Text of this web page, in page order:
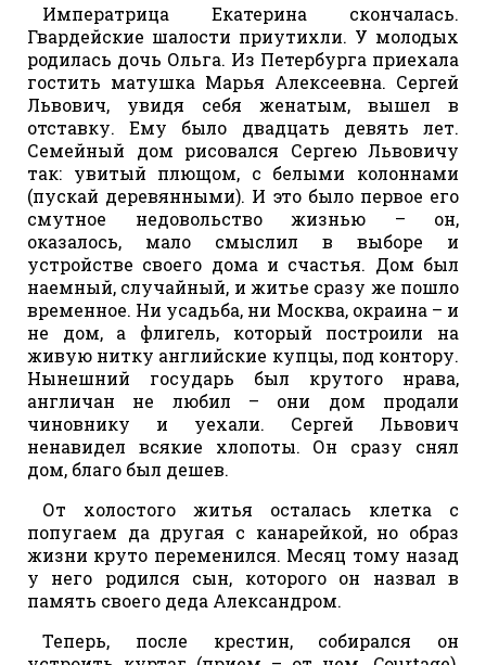
Императрица Екатерина скончалась.
Гвардейские шалости приутихли. У молодых
родилась дочь Ольга. Из Петербурга приехала
гостить матушка Марья Алексеевна. Сергей
Львович, увидя себя женатым, вышел в
отставку. Ему было двадцать девять лет.
Семейный дом рисовался Сергею Львовичу
так: увитый плющом, с белыми колоннами
(пускай деревянными). И это было первое его
смутное недовольство жизнью – он,
оказалось, мало смыслил в выборе и
устройстве своего дома и счастья. Дом был
наемный, случайный, и житье сразу же пошло
временное. Ни усадьба, ни Москва, окраина – и
не дом, а флигель, который построили на
живую нитку английские купцы, под контору.
Нынешний государь был крутого нрава,
англичан не любил – они дом продали
чиновнику и уехали. Сергей Львович
ненавидел всякие хлопоты. Он сразу снял
дом, благо был дешев.
От холостого житья осталась клетка с
попугаем да другая с канарейкой, но образ
жизни круто переменился. Месяц тому назад
у него родился сын, которого он назвал в
память своего деда Александром.
Теперь, после крестин, собирался он